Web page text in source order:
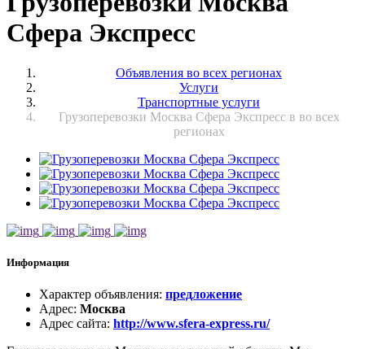
Сфера Экспресс
Объявления во всех регионах
Услуги
Транспортные услуги
Грузоперевозки Москва Сфера Экспресс в во всех
регионах
Информация
Характер объявления: предложение
Адрес: Москва
Адрес сайта: http://www.sfera-express.ru/